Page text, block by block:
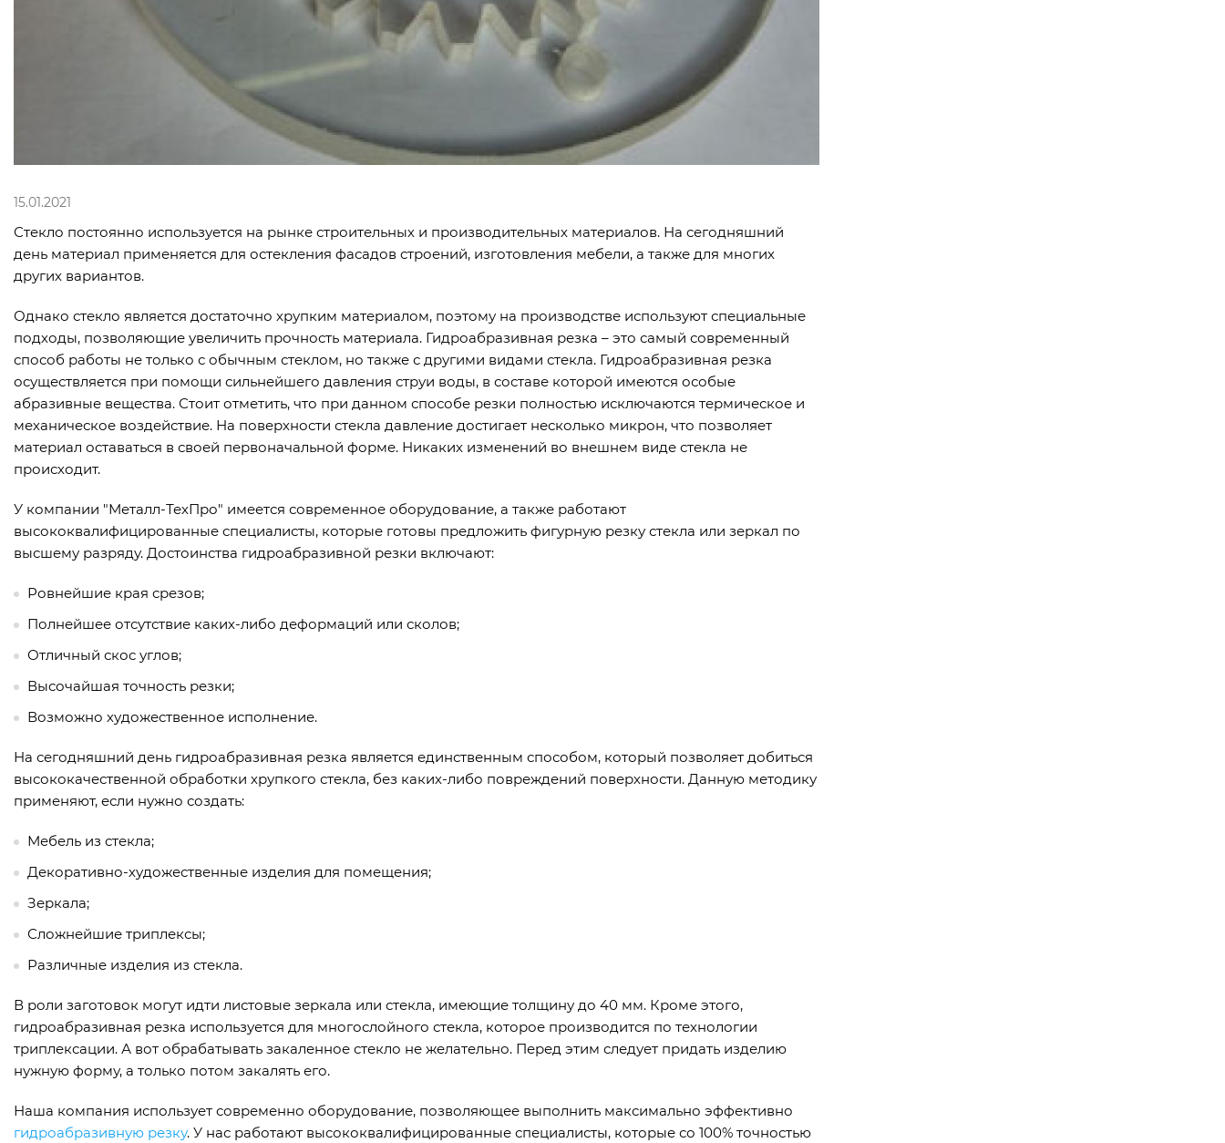
15.01.2021
Стекло постоянно используется на рынке строительных и производительных материалов. На сегодняшний
день материал применяется для остекления фасадов строений, изготовления мебели, а также для многих
других вариантов.
Однако стекло является достаточно хрупким материалом, поэтому на производстве используют специальные
подходы, позволяющие увеличить прочность материала. Гидроабразивная резка – это самый современный
способ работы не только с обычным стеклом, но также с другими видами стекла. Гидроабразивная резка
осуществляется при помощи сильнейшего давления струи воды, в составе которой имеются особые
абразивные вещества. Стоит отметить, что при данном способе резки полностью исключаются термическое и
механическое воздействие. На поверхности стекла давление достигает несколько микрон, что позволяет
материал оставаться в своей первоначальной форме. Никаких изменений во внешнем виде стекла не
происходит.
У компании "Металл-ТехПро" имеется современное оборудование, а также работают
высококвалифицированные специалисты, которые готовы предложить фигурную резку стекла или зеркал по
высшему разряду. Достоинства гидроабразивной резки включают:
Ровнейшие края срезов;
Полнейшее отсутствие каких-либо деформаций или сколов;
Отличный скос углов;
Высочайшая точность резки;
Возможно художественное исполнение.
На сегодняшний день гидроабразивная резка является единственным способом, который позволяет добиться
высококачественной обработки хрупкого стекла, без каких-либо повреждений поверхности. Данную методику
применяют, если нужно создать:
Мебель из стекла;
Декоративно-художественные изделия для помещения;
Зеркала;
Сложнейшие триплексы;
Различные изделия из стекла.
В роли заготовок могут идти листовые зеркала или стекла, имеющие толщину до 40 мм. Кроме этого,
гидроабразивная резка используется для многослойного стекла, которое производится по технологии
триплексации. А вот обрабатывать закаленное стекло не желательно. Перед этим следует придать изделию
нужную форму, а только потом закалять его.
Наша компания использует современно оборудование, позволяющее выполнить максимально эффективно
гидроабразивную резку. У нас работают высококвалифицированные специалисты, которые со 100% точностью